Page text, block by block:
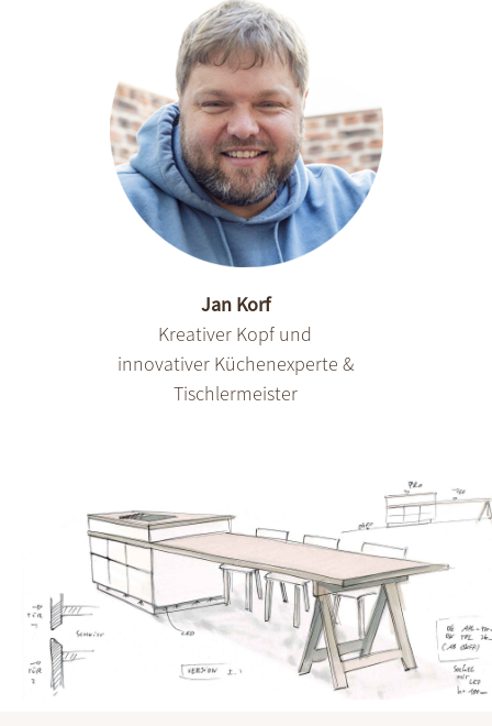
Jan Korf
Kreativer Kopf und
innovativer Küchenexperte &
Tischlermeister